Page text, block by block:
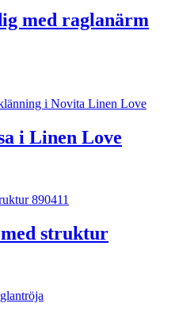
med raglanärm
i Linen Love
struktur